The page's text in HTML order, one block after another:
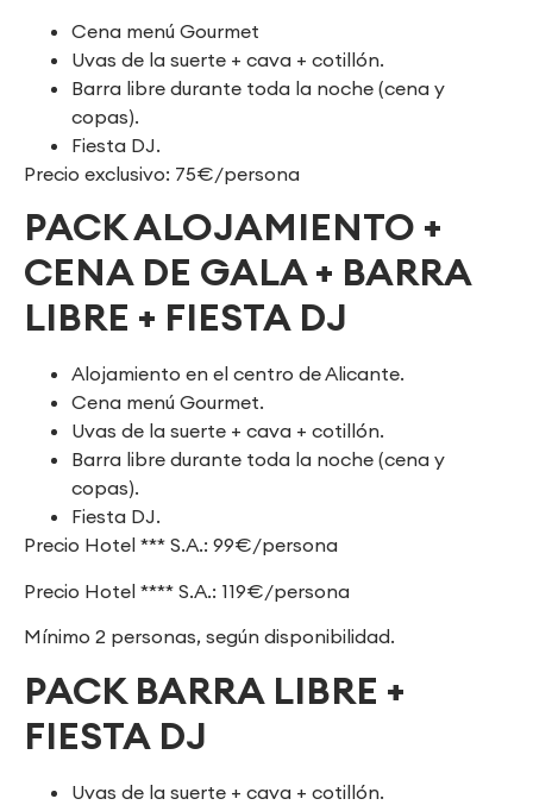
Cena menú Gourmet
Uvas de la suerte + cava + cotillón.
Barra libre durante toda la noche (cena y
copas).
Fiesta DJ.
Precio exclusivo: 75€/persona
PACK ALOJAMIENTO +
CENA DE GALA + BARRA
LIBRE + FIESTA DJ
Alojamiento en el centro de Alicante.
Cena menú Gourmet.
Uvas de la suerte + cava + cotillón.
Barra libre durante toda la noche (cena y
copas).
Fiesta DJ.
Precio Hotel *** S.A.: 99€/persona
Precio Hotel **** S.A.: 119€/persona
Mínimo 2 personas, según disponibilidad.
PACK BARRA LIBRE +
FIESTA DJ
Uvas de la suerte + cava + cotillón.